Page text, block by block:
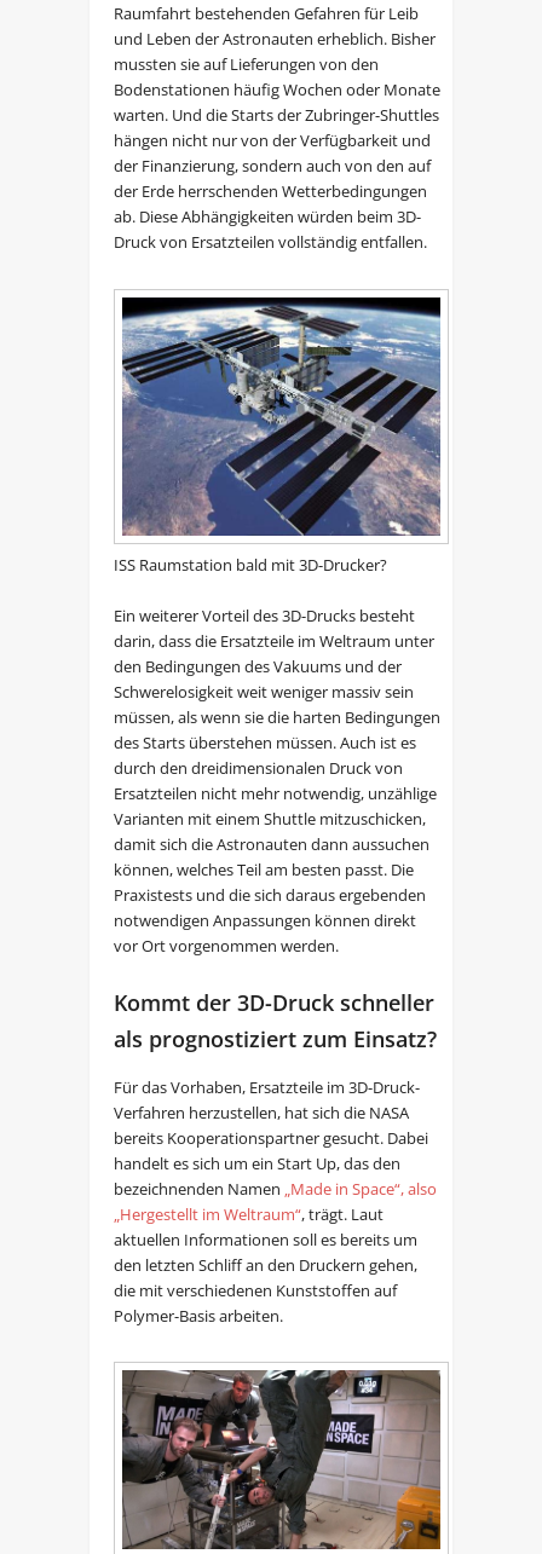
Raumfahrt bestehenden Gefahren für Leib
und Leben der Astronauten erheblich. Bisher
mussten sie auf Lieferungen von den
Bodenstationen häufig Wochen oder Monate
warten. Und die Starts der Zubringer-Shuttles
hängen nicht nur von der Verfügbarkeit und
der Finanzierung, sondern auch von den auf
der Erde herrschenden Wetterbedingungen
ab. Diese Abhängigkeiten würden beim 3D-
Druck von Ersatzteilen vollständig entfallen.
ISS Raumstation bald mit 3D-Drucker?
Ein weiterer Vorteil des 3D-Drucks besteht
darin, dass die Ersatzteile im Weltraum unter
den Bedingungen des Vakuums und der
Schwerelosigkeit weit weniger massiv sein
müssen, als wenn sie die harten Bedingungen
des Starts überstehen müssen. Auch ist es
durch den dreidimensionalen Druck von
Ersatzteilen nicht mehr notwendig, unzählige
Varianten mit einem Shuttle mitzuschicken,
damit sich die Astronauten dann aussuchen
können, welches Teil am besten passt. Die
Praxistests und die sich daraus ergebenden
notwendigen Anpassungen können direkt
vor Ort vorgenommen werden.
Kommt der 3D-Druck schneller
als prognostiziert zum Einsatz?
Für das Vorhaben, Ersatzteile im 3D-Druck-
Verfahren herzustellen, hat sich die NASA
bereits Kooperationspartner gesucht. Dabei
handelt es sich um ein Start Up, das den
bezeichnenden Namen „Made in Space“, also
„Hergestellt im Weltraum“, trägt. Laut
aktuellen Informationen soll es bereits um
den letzten Schliff an den Druckern gehen,
die mit verschiedenen Kunststoffen auf
Polymer-Basis arbeiten.